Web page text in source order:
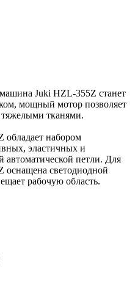
Juki HZL-355Z станет
мощный мотор позволяет
тяжелыми тканями.
набором
эластичных и
автоматической петли. Для
светодиодной
рабочую область.